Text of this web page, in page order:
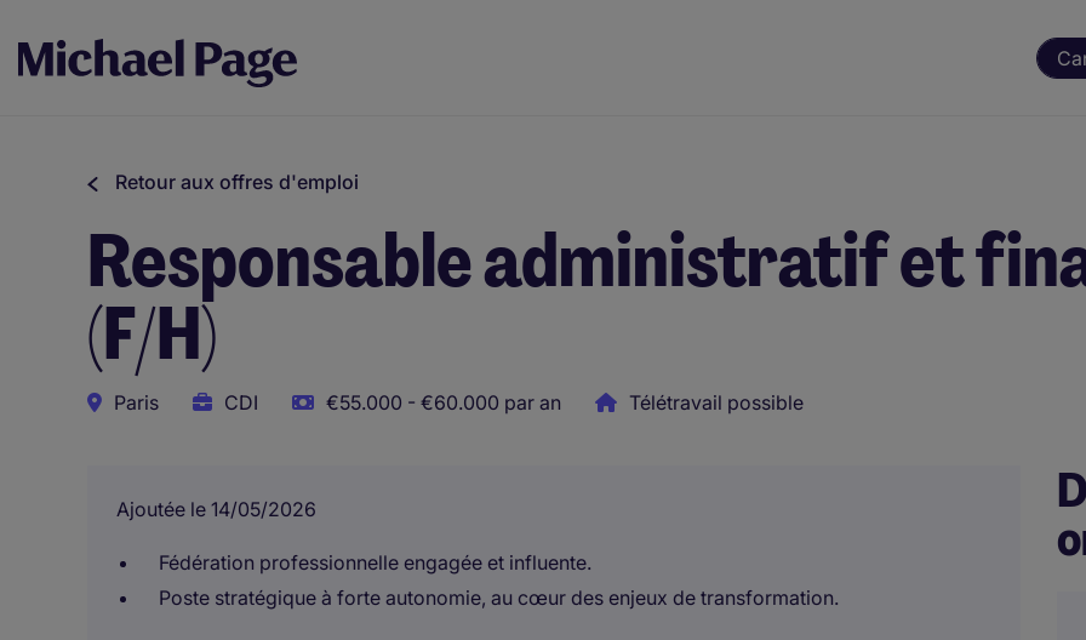
Retour aux offres d'emploi
Responsable administratif et
(F/H)
Paris CDI €55.000 - €60.000 par an Télétravail possible
Ajoutée le 14/05/2026
Fédération professionnelle engagée et influente.
Poste stratégique à forte autonomie, au cœur des enjeux de transformation.